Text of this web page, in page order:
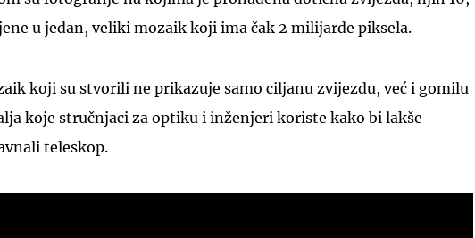
u jedan, veliki mozaik koji ima čak 2 milijarde piksela.
koji su stvorili ne prikazuje samo ciljanu zvijezdu, već i gomilu
koje stručnjaci za optiku i inženjeri koriste kako bi lakše
teleskop.